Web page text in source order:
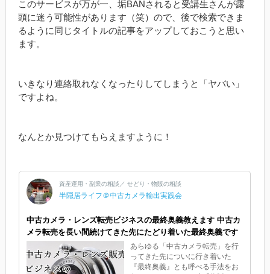
このサービスが万が一、垢BANされると受講生さんが露
頭に迷う可能性があります（笑）ので、後で検索できま
るように同じタイトルの記事をアップしておこうと思い
ます。
いきなり連絡取れなくなったりしてしまうと「ヤバい」
ですよね。
なんとか見つけてもらえますように！